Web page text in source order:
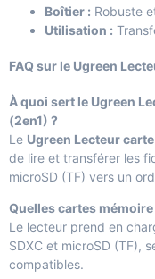
Boîtier : Robuste
Utilisation :
FAQ sur le Ugreen
À quoi sert le Ugreen
(2en1) ?
Le Ugreen Lecteur
de lire et transférer les
microSD (TF) vers un
Quelles cartes
Le lecteur prend en
SDXC et microSD (TF),
compatibles.